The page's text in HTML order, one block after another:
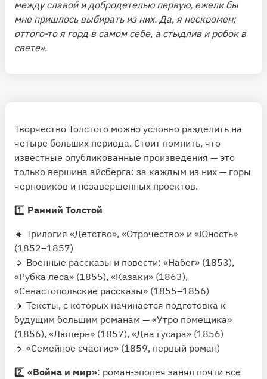
между славой и добродетелью первую, ежели бы
мне пришлось выбирать из них. Да, я нескромен;
оттого-то я горд в самом себе, а стыдлив и робок в
свете».
Творчество Толстого можно условно разделить на
четыре больших периода. Стоит помнить, что
известные опубликованные произведения — это
только вершина айсберга: за каждым из них — горы
черновиков и незавершенных проектов.
1️⃣ Ранний Толстой
🔸 Трилогия «Детство», «Отрочество» и «Юность»
(1852–1857)
🔹 Военные рассказы и повести: «Набег» (1853),
«Рубка леса» (1855), «Казаки» (1863),
«Севастопольские рассказы» (1855–1856)
🔸 Тексты, с которых начинается подготовка к
будущим большим романам — «Утро помещика»
(1856), «Люцерн» (1857), «Два гусара» (1856)
🔹 «Семейное счастие» (1859, первый роман)
2️⃣ «Война и мир»: роман-эпопея занял почти все